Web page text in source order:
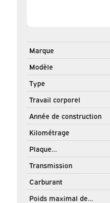
Marque
Modèle
Type
Travail corporel
Année de construction
Kilométrage
Plaque
d'immatriculation
Transmission
Carburant
Poids maximal de